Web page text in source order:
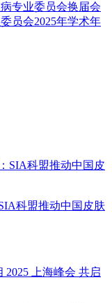
专业委员会换届会
员会2025年学术年
科盟推动中国皮肤